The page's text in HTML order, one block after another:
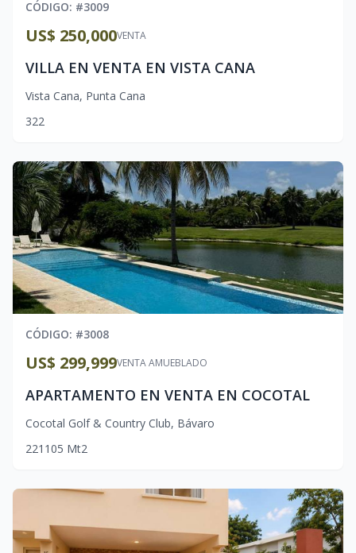
CÓDIGO: #3009
VENTA
US$ 250,000
VILLA EN VENTA EN VISTA CANA
Vista Cana, Punta Cana
322
CÓDIGO: #3008
VENTA AMUEBLADO
US$ 299,999
APARTAMENTO EN VENTA EN COCOTAL
Cocotal Golf & Country Club, Bávaro
221 105 Mt2